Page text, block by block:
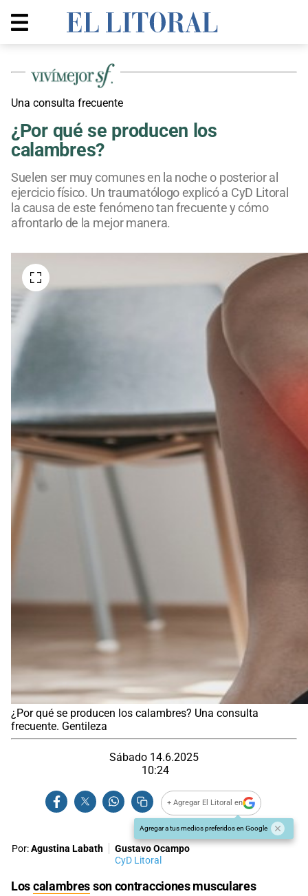
Una consulta frecuente
¿Por qué se producen los
calambres?
Suelen ser muy comunes en la noche o posterior al
ejercicio físico. Un traumatólogo explicó a CyD Litoral
la causa de este fenómeno tan frecuente y cómo
afrontarlo de la mejor manera.
¿Por qué se producen los calambres? Una consulta
frecuente. Gentileza
Sábado 14.6.2025
10:24
+ Agregar El Litoral en
Agregar a tus medios preferidos en Google
Por:Agustina Labath
Gustavo Ocampo
CyD Litoral
Loscalambresson contracciones musculares